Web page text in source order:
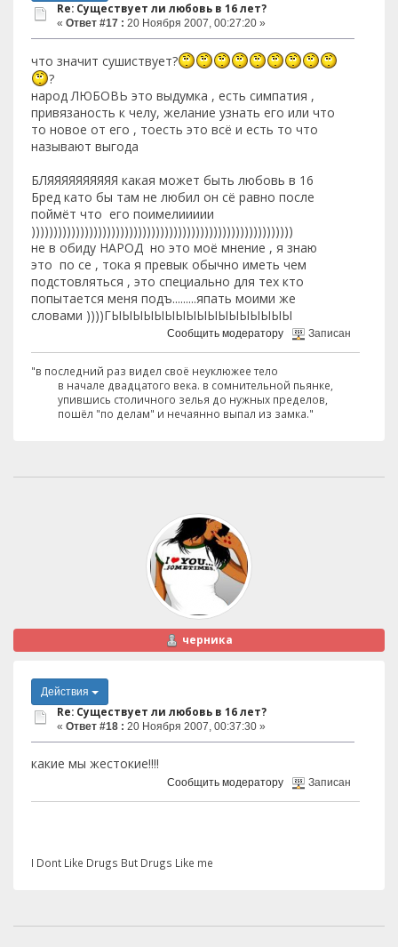
Re: Существует ли любовь в 16 лет?
« Ответ #17 : 20 Ноября 2007, 00:27:20 »
что значит сушиствует?
?
народ ЛЮБОВЬ это выдумка , есть симпатия ,
привязаность к челу, желание узнать его или что
то новое от его , тоесть это всё и есть то что
называют выгода
БЛЯЯЯЯЯЯЯЯЯЯ какая может быть любовь в 16
Бред като бы там не любил он сё равно после
поймёт что его поимелиииии
)))))))))))))))))))))))))))))))))))))))))))))))))))))))))))
не в обиду НАРОД но это моё мнение , я знаю
это по се , тока я превык обычно иметь чем
подстовляться , это специально для тех кто
попытается меня подъ.........япать моими же
словами ))))ГЫЫЫЫЫЫЫЫЫЫЫЫЫЫЫЫЫ
Сообщить модератору Записан
"в последний раз видел своё неуклюжее тело
в начале двадцатого века. в сомнительной пьянке,
упившись столичного зелья до нужных пределов,
пошёл "по делам" и нечаянно выпал из замка."
черника
Действия
Re: Существует ли любовь в 16 лет?
« Ответ #18 : 20 Ноября 2007, 00:37:30 »
какие мы жестокие!!!!
Сообщить модератору Записан
I Dont Like Drugs But Drugs Like me